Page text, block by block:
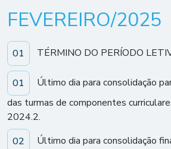
FEVEREIRO/2025
01 TÉRMINO DO PERÍODO
01
Último dia para consolidação
das turmas de componentes
2024.2.
02
Último dia para consolidação